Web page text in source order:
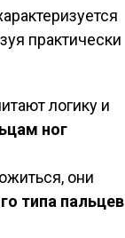
практически
логику и
ног
они
типа пальцев